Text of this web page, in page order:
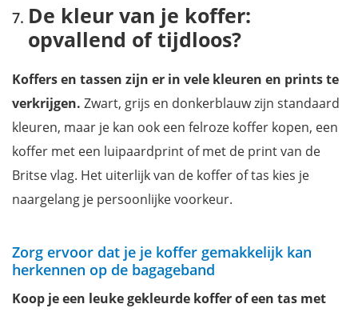
De kleur van je koffer:
opvallend of tijdloos?
Koffers en tassen zijn er in vele kleuren en prints te
verkrijgen. Zwart, grijs en donkerblauw zijn standaard
kleuren, maar je kan ook een felroze koffer kopen, een
koffer met een luipaardprint of met de print van de
Britse vlag. Het uiterlijk van de koffer of tas kies je
naargelang je persoonlijke voorkeur.
Zorg ervoor dat je je koffer gemakkelijk kan
herkennen op de bagageband
Koop je een leuke gekleurde koffer of een tas met